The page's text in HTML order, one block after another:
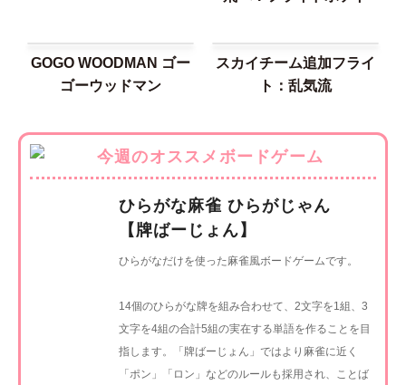
GOGO WOODMAN ゴー
ゴーウッドマン
スカイチーム追加フライ
ト：乱気流
ひらがな麻雀 ひらがじゃん
【牌ばーじょん】
ひらがなだけを使った麻雀風ボードゲームです。
14個のひらがな牌を組み合わせて、2文字を1組、3
文字を4組の合計5組の実在する単語を作ることを目
指します。「牌ばーじょん」ではより麻雀に近く
「ポン」「ロン」などのルールも採用され、ことば